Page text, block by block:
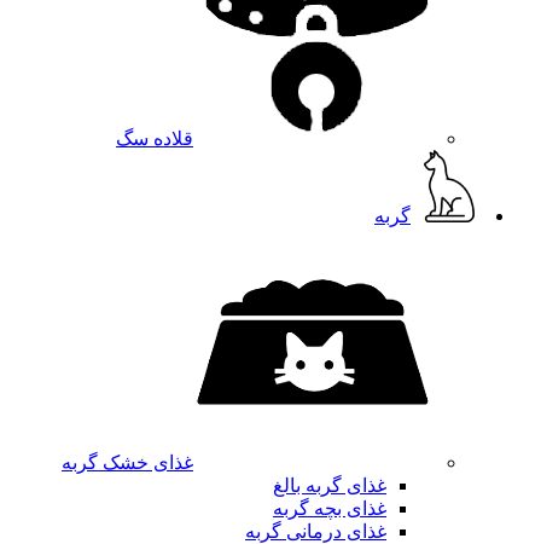
قلاده سگ
گربه
غذای خشک گربه
غذای گربه بالغ
غذای بچه گربه
غذای درمانی گربه